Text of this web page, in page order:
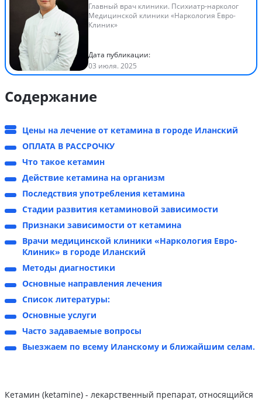
Главный врач клиники. Психиатр-нарколог
Медицинской клиники «Наркология Евро-
Клиник»
Дата публикации:
03 июля. 2025
Содержание
Цены на лечение от кетамина в городе Иланский
ОПЛАТА В РАССРОЧКУ
Что такое кетамин
Действие кетамина на организм
Последствия употребления кетамина
Стадии развития кетаминовой зависимости
Признаки зависимости от кетамина
Врачи медицинской клиники «Наркология Евро-
Клиник» в городе Иланский
Методы диагностики
Основные направления лечения
Список литературы:
Основные услуги
Часто задаваемые вопросы
Выезжаем по всему Иланскому и ближайшим селам.
Кетамин (ketamine) - лекарственный препарат, относящийся